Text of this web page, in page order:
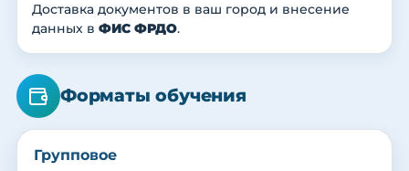
Доставка документов в ваш город и внесение
данных в ФИС ФРДО.
Форматы обучения
Групповое